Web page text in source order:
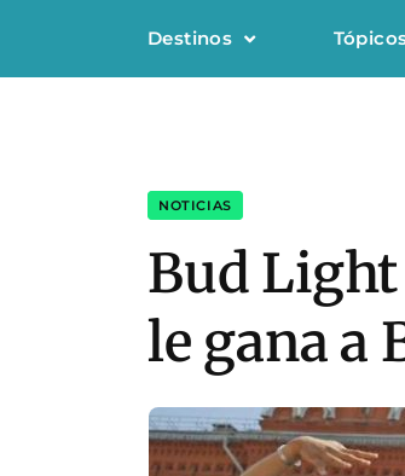
Destinos
NOTICIAS
Bud
le gana a